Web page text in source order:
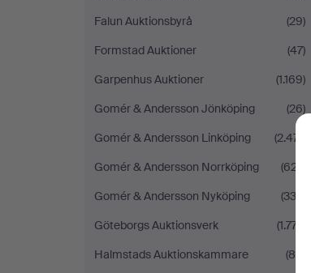
Falun Auktionsbyrå
(29)
Formstad Auktioner
(47)
Garpenhus Auktioner
(1.169)
Gomér & Andersson Jönköping
(26)
Gomér & Andersson Linköping
(2.471)
Gomér & Andersson Norrköping
(627)
Gomér & Andersson Nyköping
(333)
Göteborgs Auktionsverk
(1.777)
Halmstads Auktionskammare
(86)